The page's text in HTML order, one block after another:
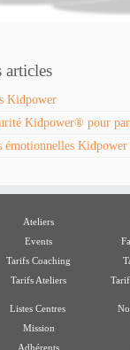
articles
Kidpower
Kidpower® pour
émotionnelles
Ateliers
Events
Tarifs Coaching
Tarifs Ateliers
Listes Centres
Mission
Adhérents